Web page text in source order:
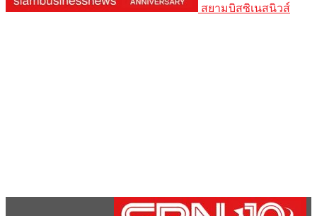
สยามบิสซิเนสนิวส์